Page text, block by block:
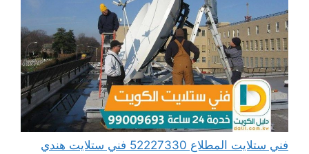
فني ستلايت المطلاع 52227330 فني ستلايت هندي